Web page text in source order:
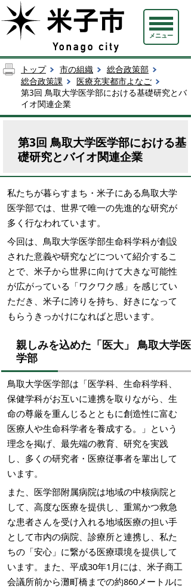
メニュー
トップ 市の組織
総合政策部
総合政策課
医療充実都市よなご
第3回 鳥取大学医学部における基礎研究とバ
イオ関連企業
第3回 鳥取大学医学部における基
礎研究とバイオ関連企業
私たちが暮らすまち・米子にある鳥取大学
医学部では、世界で唯一の先進的な研究が
多く行なわれています。
今回は、鳥取大学医学部生命科学科が創設
された意義や研究などについて紹介するこ
とで、米子から世界に向けて大きな可能性
が広がっている「ワクワク感」を感じてい
ただき、米子に誇りを持ち、好きになって
もらうきっかけになればと思います。
親しみを込めた「医大」 鳥取大学医
学部
鳥取大学医学部は「医学科、生命科学科、
保健学科がお互いに連携を取りながら、生
命の尊厳を重んじるとともに創造性に富む
医療人や生命科学者を養成する。」という
理念を掲げ、最先端の教育、研究を実践
し、多くの研究者・医療従事者を輩出して
います。
また、医学部附属病院は地域の中核病院と
して、高度な医療を提供し、重篤かつ救急
な患者さんを受け入れる地域医療の担い手
として市内の病院、診療所と連携し、私た
ちの「安心」に繋がる医療環境を提供して
います。また、平成30年1月には、米子商工
会議所前から灘町橋までの約860メートルに